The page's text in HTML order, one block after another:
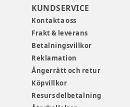
KUNDSERVICE
Kontakta oss
Frakt & leverans
Betalningsvillkor
Reklamation
Ångerrätt och retur
Köpvillkor
Resurs delbetalning